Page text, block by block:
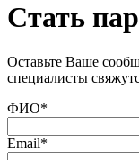
Стать
Оставьте Ваше
специалисты
ФИО*
Email*